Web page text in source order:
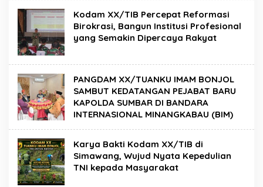
Kodam XX/TIB Percepat Reformasi
Birokrasi, Bangun Institusi Profesional
yang Semakin Dipercaya Rakyat
PANGDAM XX/TUANKU IMAM BONJOL
SAMBUT KEDATANGAN PEJABAT BARU
KAPOLDA SUMBAR DI BANDARA
INTERNASIONAL MINANGKABAU (BIM)
Karya Bakti Kodam XX/TIB di
Simawang, Wujud Nyata Kepedulian
TNI kepada Masyarakat